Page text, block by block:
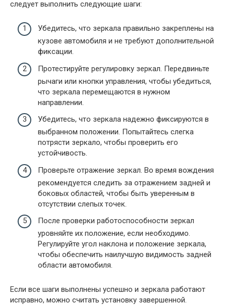
следует выполнить следующие шаги:
Убедитесь, что зеркала правильно закреплены на
кузове автомобиля и не требуют дополнительной
фиксации.
Протестируйте регулировку зеркал. Передвиньте
рычаги или кнопки управления, чтобы убедиться,
что зеркала перемещаются в нужном
направлении.
Убедитесь, что зеркала надежно фиксируются в
выбранном положении. Попытайтесь слегка
потрясти зеркало, чтобы проверить его
устойчивость.
Проверьте отражение зеркал. Во время вождения
рекомендуется следить за отражением задней и
боковых областей, чтобы быть уверенным в
отсутствии слепых точек.
После проверки работоспособности зеркал
уровняйте их положение, если необходимо.
Регулируйте угол наклона и положение зеркала,
чтобы обеспечить наилучшую видимость задней
области автомобиля.
Если все шаги выполнены успешно и зеркала работают
исправно, можно считать установку завершенной.